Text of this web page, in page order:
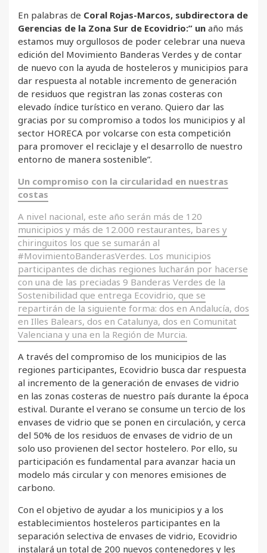
En palabras de Coral Rojas-Marcos, subdirectora de
Gerencias de la Zona Sur de Ecovidrio:” un año más
estamos muy orgullosos de poder celebrar una nueva
edición del Movimiento Banderas Verdes y de contar
de nuevo con la ayuda de hosteleros y municipios para
dar respuesta al notable incremento de generación
de residuos que registran las zonas costeras con
elevado índice turístico en verano. Quiero dar las
gracias por su compromiso a todos los municipios y al
sector HORECA por volcarse con esta competición
para promover el reciclaje y el desarrollo de nuestro
entorno de manera sostenible”.
Un compromiso con la circularidad en nuestras
costas
A nivel nacional, este año serán más de 120
municipios y más de 12.000 restaurantes, bares y
chiringuitos los que se sumarán al
#MovimientoBanderasVerdes. Los municipios
participantes de dichas regiones lucharán por hacerse
con una de las preciadas 9 Banderas Verdes de la
Sostenibilidad que entrega Ecovidrio, que se
repartirán de la siguiente forma: dos en Andalucía, dos
en Illes Balears, dos en Catalunya, dos en Comunitat
Valenciana y una en la Región de Murcia.
A través del compromiso de los municipios de las
regiones participantes, Ecovidrio busca dar respuesta
al incremento de la generación de envases de vidrio
en las zonas costeras de nuestro país durante la época
estival. Durante el verano se consume un tercio de los
envases de vidrio que se ponen en circulación, y cerca
del 50% de los residuos de envases de vidrio de un
solo uso provienen del sector hostelero. Por ello, su
participación es fundamental para avanzar hacia un
modelo más circular y con menores emisiones de
carbono.
Con el objetivo de ayudar a los municipios y a los
establecimientos hosteleros participantes en la
separación selectiva de envases de vidrio, Ecovidrio
instalará un total de 200 nuevos contenedores y les